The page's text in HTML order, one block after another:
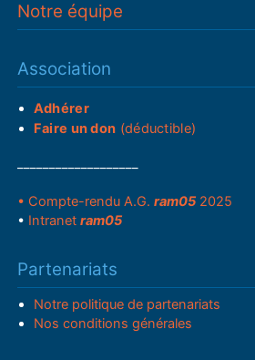
Notre équipe
Association
Adhérer
Faire un don (déductible)
• Compte-rendu A.G.ram05 2025
• Intranetram05
Partenariats
Notre politique de partenariats
Nos conditions générales